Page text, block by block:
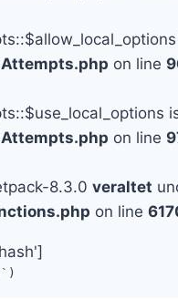
on line
on line
8.3.0 veraltet
on line